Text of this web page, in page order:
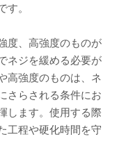
。
度、高強度のものが
ネジを緩める必要が
高強度のものは、ネ
さらされる条件にお
します。使用する際
工程や硬化時間を守